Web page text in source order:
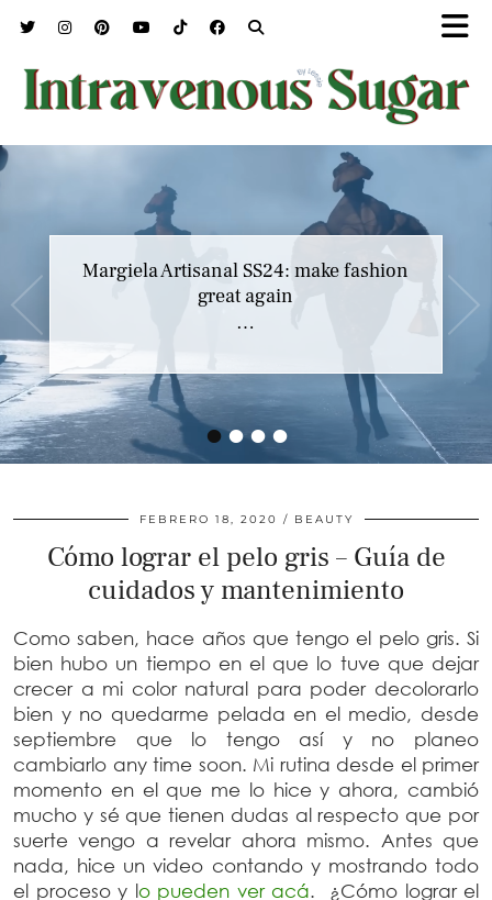
••••
Margiela Artisanal SS24: make fashion
great again
…
FEBRERO 18, 2020 BEAUTY
Cómo lograr el pelo gris – Guía de
cuidados y mantenimiento
Como saben, hace años que tengo el pelo gris. Si
bien hubo un tiempo en el que lo tuve que dejar
crecer a mi color natural para poder decolorarlo
bien y no quedarme pelada en el medio, desde
septiembre que lo tengo así y no planeo
cambiarlo any time soon. Mi rutina desde el primer
momento en el que me lo hice y ahora, cambió
mucho y sé que tienen dudas al respecto que por
suerte vengo a revelar ahora mismo. Antes que
nada, hice un video contando y mostrando todo
el proceso y lo pueden ver acá. ¿Cómo lograr el